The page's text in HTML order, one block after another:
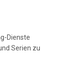
Dienste
Serien zu